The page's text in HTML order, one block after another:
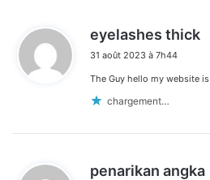
eyelashes thick
31 août 2023 à 7h44
The Guy hello my website is
chargement…
penarikan angka